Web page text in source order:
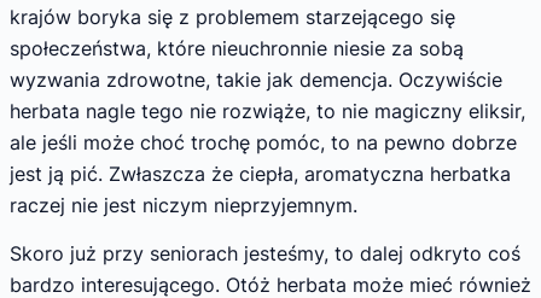
krajów boryka się z problemem starzejącego się
społeczeństwa, które nieuchronnie niesie za sobą
wyzwania zdrowotne, takie jak demencja. Oczywiście
herbata nagle tego nie rozwiąże, to nie magiczny eliksir,
ale jeśli może choć trochę pomóc, to na pewno dobrze
jest ją pić. Zwłaszcza że ciepła, aromatyczna herbatka
raczej nie jest niczym nieprzyjemnym.
Skoro już przy seniorach jesteśmy, to dalej odkryto coś
bardzo interesującego. Otóż herbata może mieć również